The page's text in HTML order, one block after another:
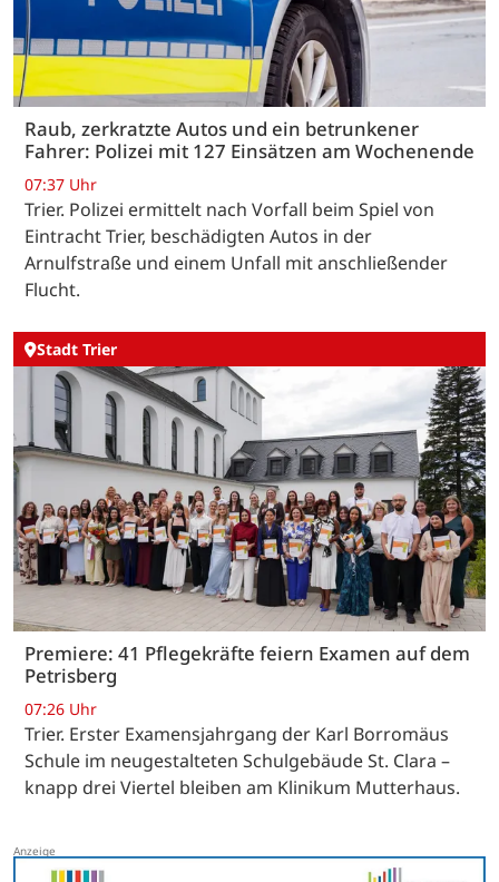
Raub, zerkratzte Autos und ein betrunkener
Fahrer: Polizei mit 127 Einsätzen am Wochenende
07:37 Uhr
Trier. Polizei ermittelt nach Vorfall beim Spiel von
Eintracht Trier, beschädigten Autos in der
Arnulfstraße und einem Unfall mit anschließender
Flucht.
Stadt Trier
Premiere: 41 Pflegekräfte feiern Examen auf dem
Petrisberg
07:26 Uhr
Trier. Erster Examensjahrgang der Karl Borromäus
Schule im neugestalteten Schulgebäude St. Clara –
knapp drei Viertel bleiben am Klinikum Mutterhaus.